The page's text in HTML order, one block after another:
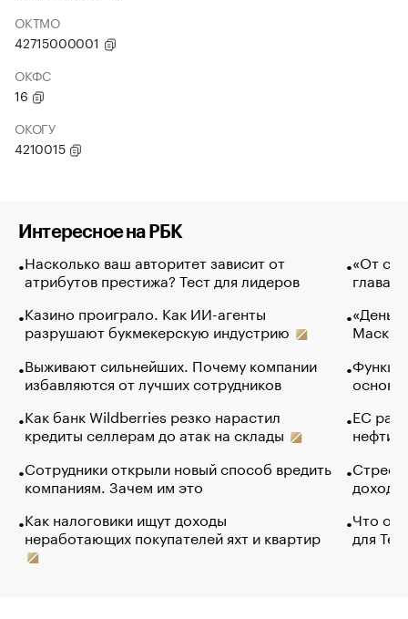
ОКТМО
42715000001
ОКФС
16
ОКОГУ
4210015
Интересное на РБК
Насколько ваш авторитет зависит от
атрибутов престижа? Тест для лидеров
Казино проиграло. Как ИИ-агенты
разрушают букмекерскую индустрию
Выживают сильнейших. Почему компании
избавляются от лучших сотрудников
Как банк Wildberries резко нарастил
кредиты селлерам до атак на склады
Сотрудники открыли новый способ вредить
компаниям. Зачем им это
Как налоговики ищут доходы
неработающих покупателей яхт и квартир
«От
глава
Маск в
основ
ЕС
нефти
Что
для